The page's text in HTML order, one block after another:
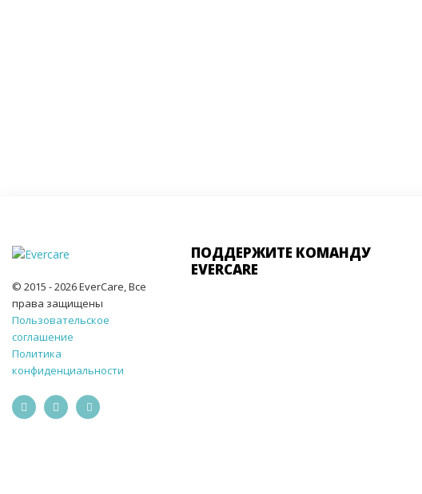
© 2015 - 2026 EverCare, Все
права защищены
Пользовательское
соглашение
Политика
конфиденциальности
ПОДДЕРЖИТЕ КОМАНДУ
EVERCARE